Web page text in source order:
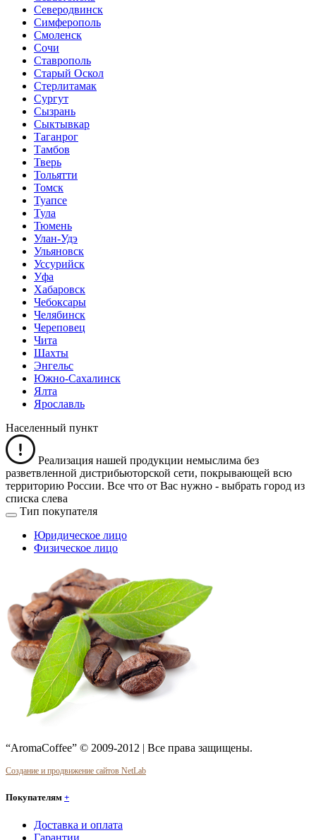
Северодвинск
Симферополь
Смоленск
Сочи
Ставрополь
Старый Оскол
Стерлитамак
Сургут
Сызрань
Сыктывкар
Таганрог
Тамбов
Тверь
Тольятти
Томск
Туапсе
Тула
Тюмень
Улан-Удэ
Ульяновск
Уссурийск
Уфа
Хабаровск
Чебоксары
Челябинск
Череповец
Чита
Шахты
Энгельс
Южно-Сахалинск
Ялта
Ярославль
Населенный пункт
Реализация нашей продукции немыслима без
разветвленной дистрибьюторской сети, покрывающей всю
территорию России. Все что от Вас нужно - выбрать город из
списка слева
Тип покупателя
Юридическое лицо
Физическое лицо
“AromaCoffee” © 2009-2012 | Все права защищены.
Создание и продвижение сайтов NetLab
Покупателям +
Доставка и оплата
Гарантии